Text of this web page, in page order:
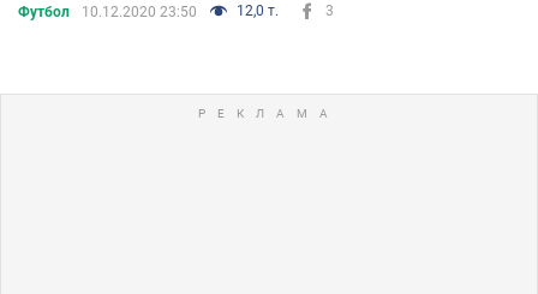
Футбол 10.12.2020 23:50 12,0 т. 3